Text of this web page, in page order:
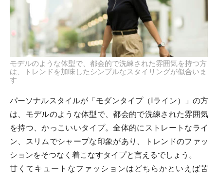
モデルのような体型で、都会的で洗練された雰囲気を持つ方
は、トレンドを加味したシンプルなスタイリングが似合いま
す
パーソナルスタイルが「モダンタイプ（Iライン）」の方
は、モデルのような体型で、都会的で洗練された雰囲気
を持つ、かっこいいタイプ。全体的にストレートなライ
ン、スリムでシャープな印象があり、トレンドのファッ
ションをそつなく着こなすタイプと言えるでしょう。
甘くてキュートなファッションはどちらかといえば苦